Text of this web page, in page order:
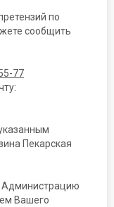
по
сообщить
77
Пекарская
Администрацию
Вашего